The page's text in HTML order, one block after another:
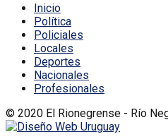
Inicio
Política
Policiales
Locales
Deportes
Nacionales
Profesionales
© 2020 El Rionegrense - Río